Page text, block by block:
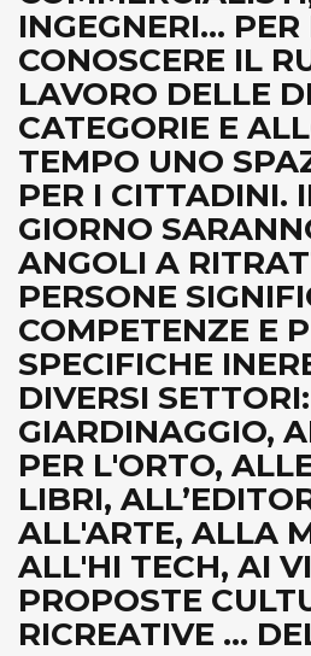
INGEGNERI... PER
CONOSCERE IL
LAVORO DELLE
CATEGORIE E
TEMPO UNO
PER I CITTADINI.
GIORNO
ANGOLI A
PERSONE
COMPETENZE E
SPECIFICHE
DIVERSI
GIARDINAGGIO,
PER L'ORTO,
LIBRI,
ALL'ARTE, ALLA
ALL'HI TECH, AI
PROPOSTE
RICREATIVE ...